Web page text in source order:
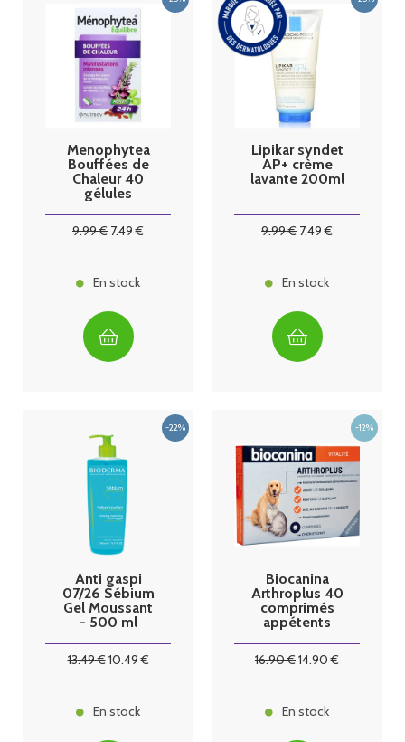
Menophytea
Bouffées de
Chaleur 40
gélules
9.99€ 7.49 €
En stock
Lipikar syndet
AP+ crème
lavante 200ml
9.99€ 7.49 €
En stock
Anti gaspi
07/26 Sébium
Gel Moussant
- 500 ml
13.49€10.49€
En stock
Biocanina
Arthroplus 40
comprimés
appétents
16.90€14.90 €
En stock